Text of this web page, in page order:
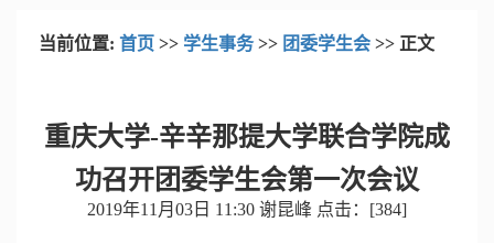
当前位置: 首页 >> 学生事务 >> 团委学生会 >> 正文
重庆大学-辛辛那提大学联合学院成
功召开团委学生会第一次会议
2019年11月03日 11:30 谢昆峰 点击：[384]